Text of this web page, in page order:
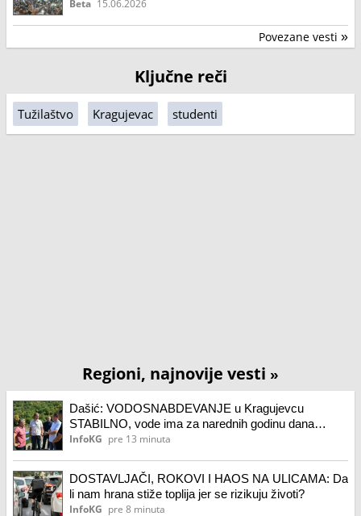
Beta 15.06.2026
Povezane vesti »
Ključne reči
Tužilaštvo Kragujevac studenti
Regioni, najnovije vesti »
Dašić: VODOSNABDEVANJE u Kragujevcu
STABILNO, vode ima za narednih godinu dana
(FOTO)
InfoKG pre 13 minuta
DOSTAVLJAČI, ROKOVI I HAOS NA ULICAMA: Da
li nam hrana stiže toplija jer se rizikuju životi?
InfoKG pre 8 minuta